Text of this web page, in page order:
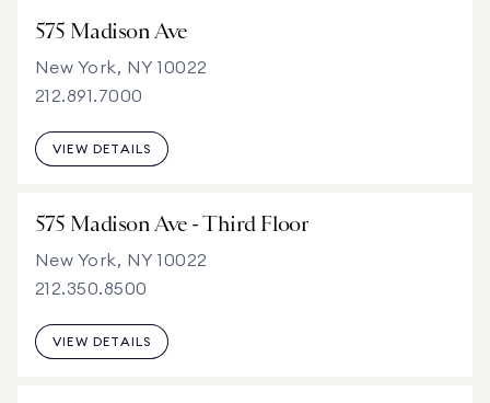
575 Madison Ave
New York, NY 10022
212.891.7000
VIEW DETAILS
575 Madison Ave - Third Floor
New York, NY 10022
212.350.8500
VIEW DETAILS